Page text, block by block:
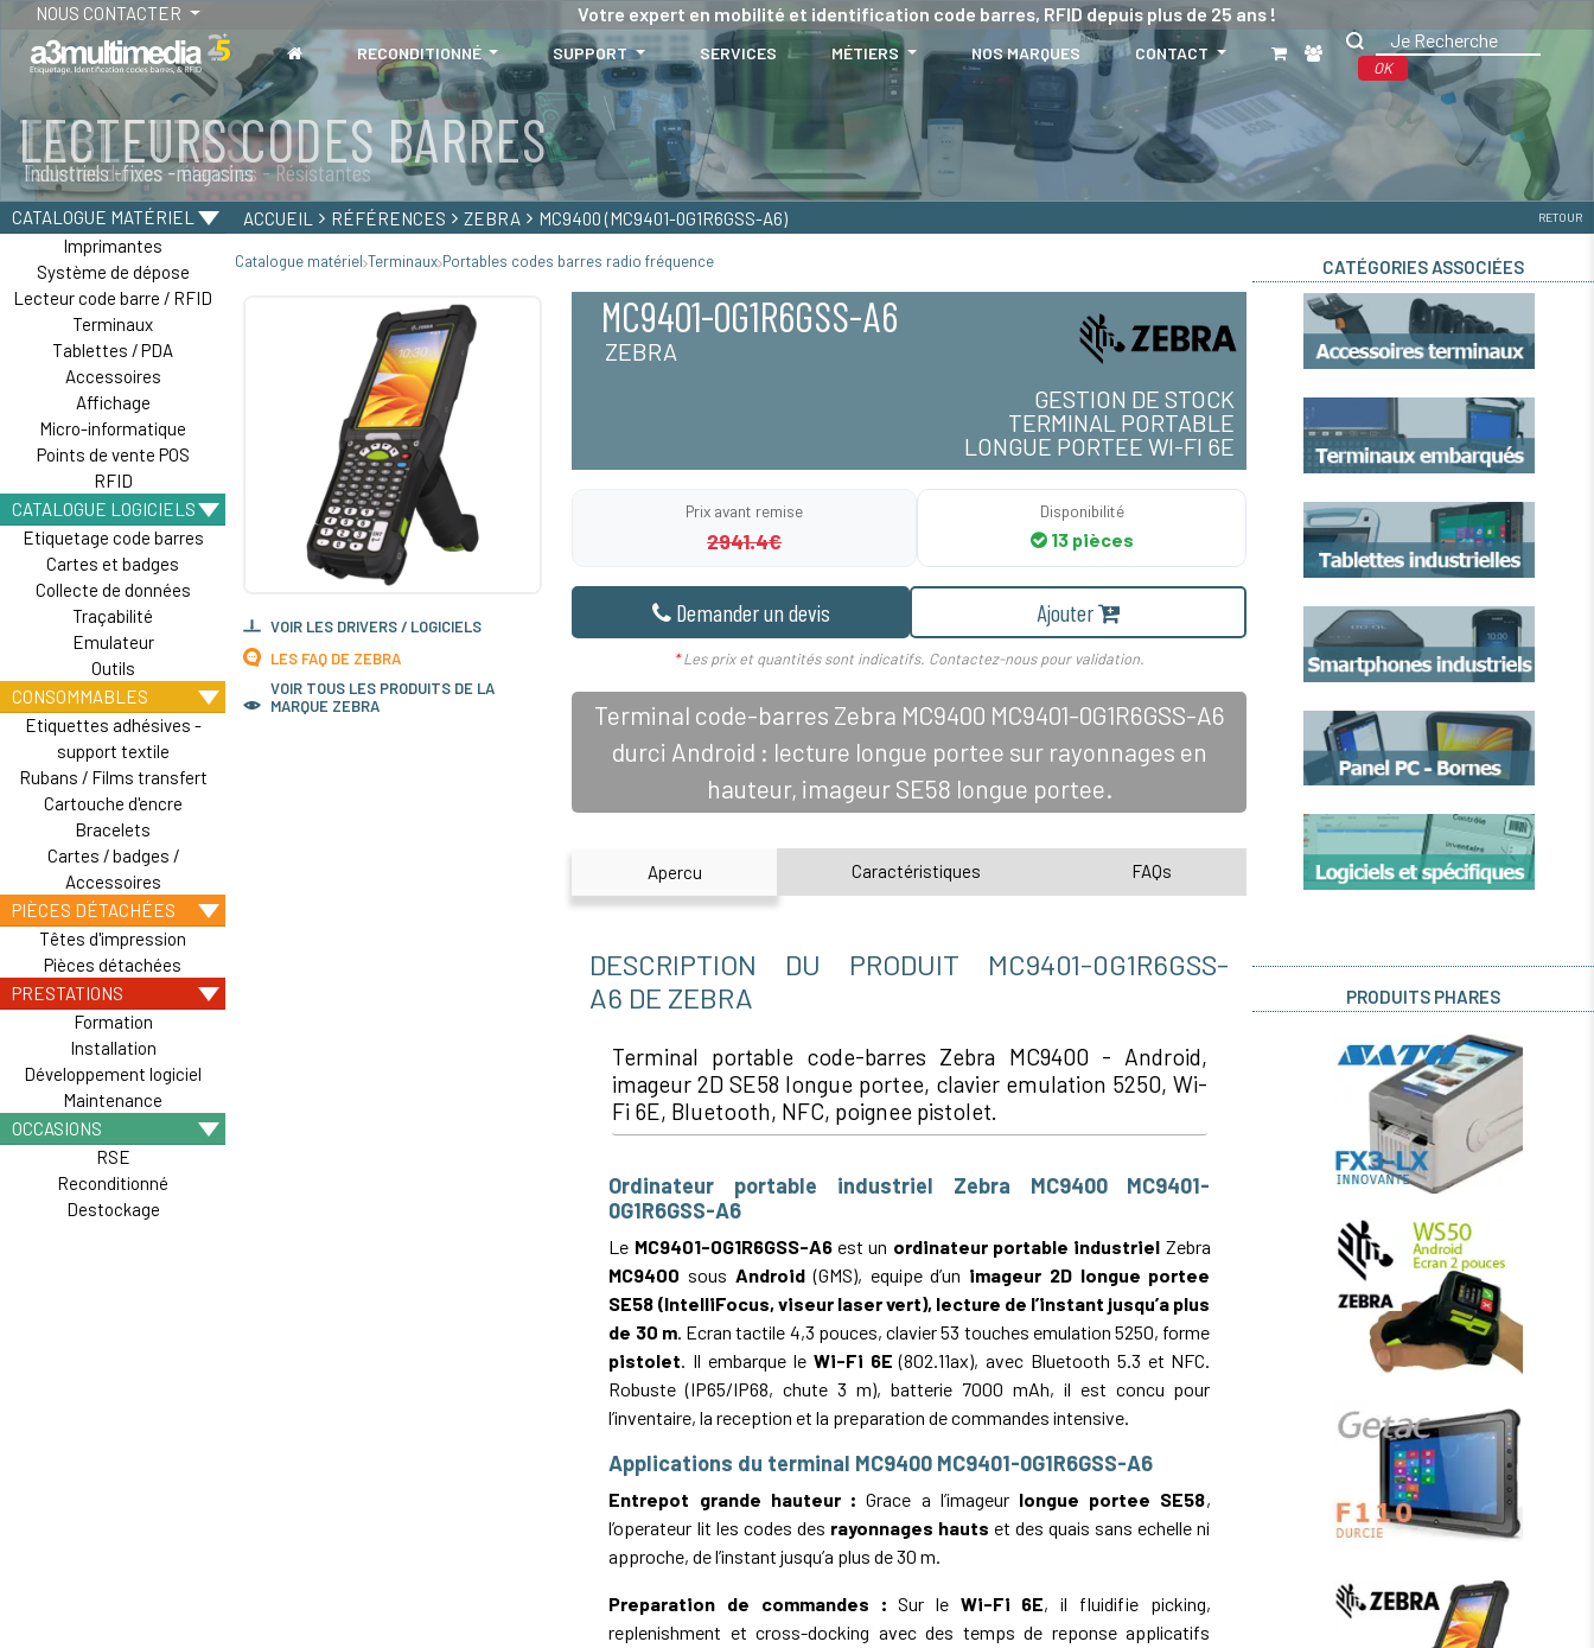
NOUS CONTACTER Votre expert en mobilité et identification code barres, RFID depuis plus de 25 ans !
RECONDITIONNÉ SUPPORT SERVICES MÉTIERS NOS MARQUES CONTACT
OK
TABLETTES
Tablettes durcies - étanches - Résistantes
CATALOGUE MATÉRIEL
Imprimantes
Système de dépose
Lecteur code barre / RFID
Terminaux
Tablettes / PDA
Accessoires
Affichage
Micro-informatique
Points de vente POS
RFID
CATALOGUE LOGICIELS
Etiquetage code barres
Cartes et badges
Collecte de données
Traçabilité
Emulateur
Outils
CONSOMMABLES
Etiquettes adhésives -
support textile
Rubans / Films transfert
Cartouche d'encre
Bracelets
Cartes / badges /
Accessoires
PIÈCES DÉTACHÉES
Têtes d'impression
Pièces détachées
PRESTATIONS
Formation
Installation
Développement logiciel
Maintenance
OCCASIONS
RSE
Reconditionné
Destockage
ACCUEIL RÉFÉRENCES ZEBRA MC9400 (MC9401-0G1R6GSS-A6) RETOUR
Catalogue matériel Terminaux Portables codes barres radio fréquence
VOIR LES DRIVERS / LOGICIELS
LES FAQ DE ZEBRA
VOIR TOUS LES PRODUITS DE LA
MARQUE ZEBRA
MC9401-0G1R6GSS-A6
ZEBRA
GESTION DE STOCK
TERMINAL PORTABLE
LONGUE PORTEE WI-FI 6E
Prix avant remise
2941.4€
Disponibilité
13 pièces
Demander un devis Ajouter
*Les prix et quantités sont indicatifs. Contactez-nous pour validation.
Terminal code-barres Zebra MC9400 MC9401-0G1R6GSS-A6
durci Android : lecture longue portee sur rayonnages en
hauteur, imageur SE58 longue portee.
Apercu Caractéristiques FAQs
DESCRIPTION DU PRODUIT MC9401-0G1R6GSS-
A6 DE ZEBRA
Terminal portable code-barres Zebra MC9400 - Android,
imageur 2D SE58 longue portee, clavier emulation 5250, Wi-
Fi 6E, Bluetooth, NFC, poignee pistolet.
Ordinateur portable industriel Zebra MC9400 MC9401-
0G1R6GSS-A6
Le MC9401-0G1R6GSS-A6est un ordinateur portable industriel Zebra
MC9400 sousAndroid (GMS), equipe d’un imageur 2D longue portee
SE58 (IntelliFocus, viseur laser vert), lecture de l’instant jusqu’a plus
de 30 m. Ecran tactile 4,3 pouces, clavier 53 touches emulation 5250, forme
pistolet. Il embarque le Wi-Fi 6E (802.11ax), avec Bluetooth 5.3 et NFC.
Robuste (IP65/IP68, chute 3 m), batterie 7000 mAh, il est concu pour
l’inventaire, la reception et la preparation de commandes intensive.
Applications du terminal MC9400 MC9401-0G1R6GSS-A6
Entrepot grande hauteur : Grace a l’imageur longue portee SE58,
l’operateur lit les codes des rayonnages hauts et des quais sans echelle ni
approche, de l’instant jusqu’a plus de 30 m.
Preparation de commandes : Sur le Wi-Fi 6E, il fluidifie picking,
replenishment et cross-docking avec des temps de reponse applicatifs
CATÉGORIES ASSOCIÉES
PRODUITS PHARES